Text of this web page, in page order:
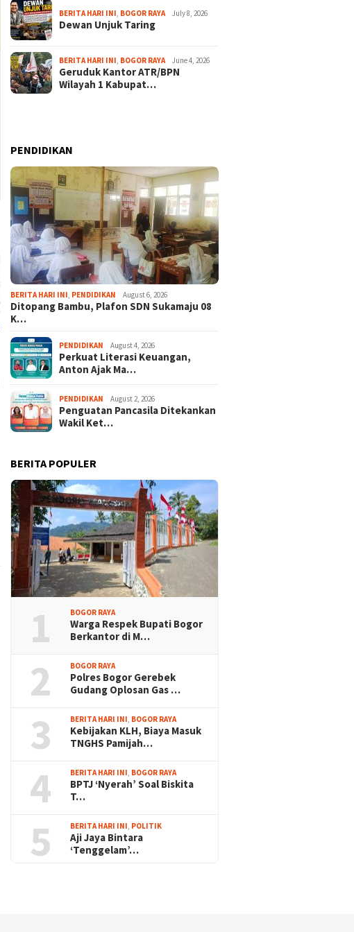
Keren! Dua Desa Wisata
Kabupaten Bogor Tembus
Top 15 Jawa Barat
Ramaikan Bupati Cup 2026
BERITA HARI INI BOGOR RAYA July 8, 2026
Dewan Unjuk Taring
BERITA HARI INI BOGOR RAYA June 4, 2026
Geruduk Kantor ATR/BPN
Wilayah 1 Kabupat…
PENDIDIKAN
BERITA HARI INI PENDIDIKAN August 6, 2026
Ditopang Bambu, Plafon SDN Sukamaju 08
K…
PENDIDIKAN August 4, 2026
Perkuat Literasi Keuangan,
Anton Ajak Ma…
PENDIDIKAN August 2, 2026
Penguatan Pancasila Ditekankan
Wakil Ket…
BERITA POPULER
1 BOGOR RAYA
Warga Respek Bupati Bogor
Berkantor di M…
2 BOGOR RAYA
Polres Bogor Gerebek
Gudang Oplosan Gas …
3 BERITA HARI INI, BOGOR RAYA
Kebijakan KLH, Biaya Masuk
TNGHS Pamijah…
4 BERITA HARI INI, BOGOR RAYA
BPTJ ‘Nyerah’ Soal Biskita
T…
5 BERITA HARI INI, POLITIK
Aji Jaya Bintara
‘Tenggelam’…